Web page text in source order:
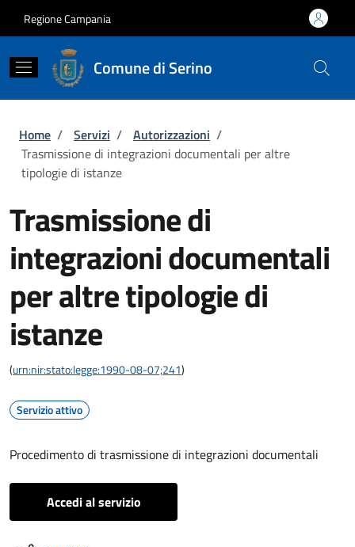
Regione Campania
Comune di Serino
Briciole di pane
Home / Servizi / Autorizzazioni /
Trasmissione di integrazioni documentali per altre
tipologie di istanze
Trasmissione di
integrazioni documentali
per altre tipologie di
istanze
(urn:nir:stato:legge:1990-08-07;241)
Servizio attivo
Procedimento di trasmissione di integrazioni documentali
Accedi al servizio